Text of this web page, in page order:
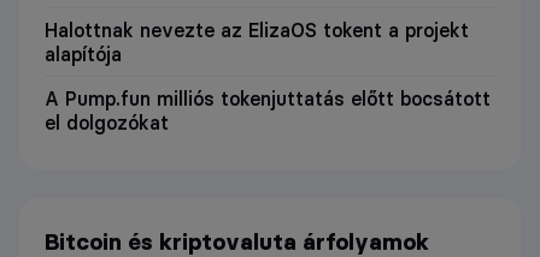
Halottnak nevezte az ElizaOS tokent a projekt
alapítója
A Pump.fun milliós tokenjuttatás előtt bocsátott
el dolgozókat
Bitcoin és kriptovaluta árfolyamok